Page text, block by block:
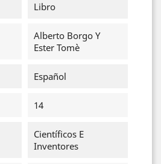
Libro
Alberto Borgo Y
Ester Tomè
Español
14
Científicos E
Inventores